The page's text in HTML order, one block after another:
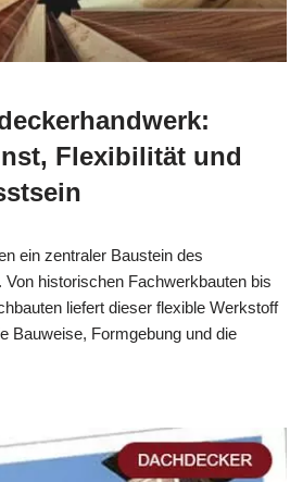
Flexibilität und
ein zentraler Baustein des
historischen Fachwerkbauten bis
liefert dieser flexible Werkstoff
Bauweise, Formgebung und die